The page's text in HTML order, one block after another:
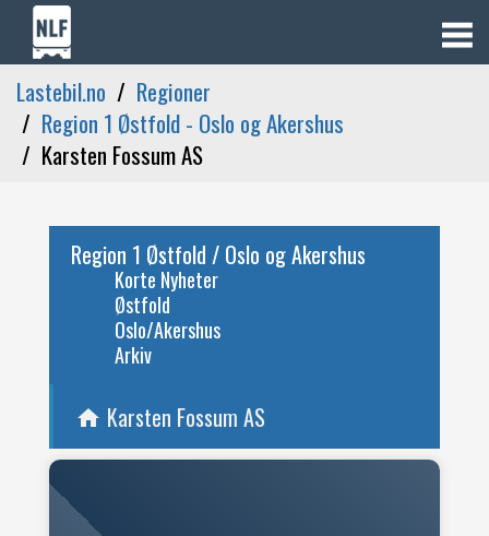
Lastebil.no
Regioner
Region 1 Østfold - Oslo og Akershus
Karsten Fossum AS
Region 1 Østfold / Oslo og Akershus
Korte Nyheter
Østfold
Oslo/Akershus
Arkiv
home Karsten Fossum AS